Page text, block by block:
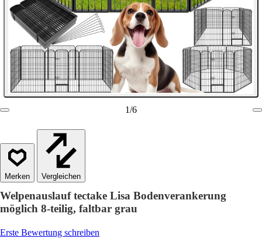
1/6
Vergleichen
Welpenauslauf tectake Lisa Bodenverankerung
möglich 8-teilig, faltbar grau
Erste Bewertung schreiben